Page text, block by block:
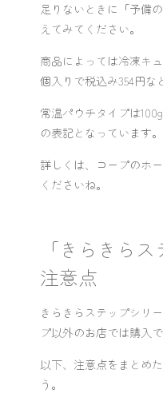
足りないときに「予備
えてみてください。
商品によっては冷凍キ
個入りで税込み354円な
常温パウチタイプは
の表記となっています。
詳しくは、コープのホ
くださいね。
「きらきら
注意点
きらきらステップシリ
プ以外のお店では購入で
以下、注意点をまとめ
う。